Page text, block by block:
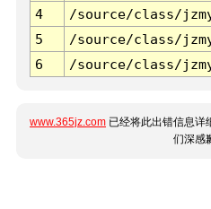
4
/source/class/
5
/source/class/
6
/source/class/
www.365jz.com 已经将此出错信息详
们深感